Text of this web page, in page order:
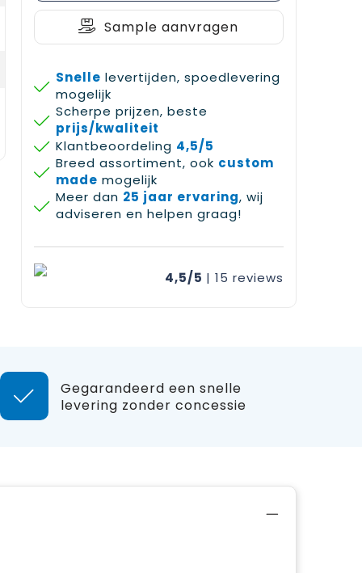
Sample aanvragen
Snelle levertijden, spoedlevering
mogelijk
Scherpe prijzen, beste
prijs/kwaliteit
Klantbeoordeling 4,5/5
Breed assortiment, ook custom
made mogelijk
Meer dan 25 jaar ervaring, wij
adviseren en helpen graag!
4,5/5 | 15 reviews
Gegarandeerd een snelle
levering zonder concessie